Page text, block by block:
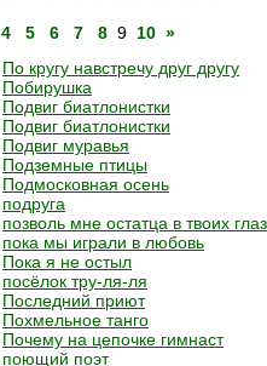
4 5 6 7 8 9 10 »
По кругу навстречу друг другу
Побирушка
Подвиг биатлонистки
Подвиг биатлонистки
Подвиг муравья
Подземные птицы
Подмосковная осень
подруга
позволь мне остатца в твоих
пока мы играли в любовь
Пока я не остыл
посёлок тру-ля-ля
Последний приют
Похмельное танго
Почему на цепочке гимнаст
поющий поэт